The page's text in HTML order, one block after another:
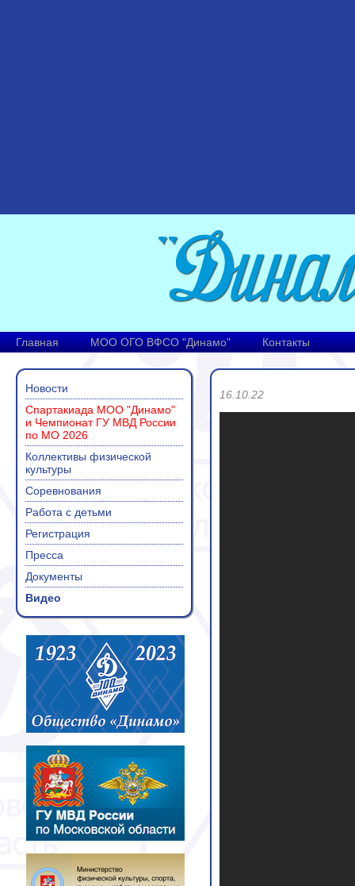
Главная МОО ОГО ВФСО "Динамо" Контакты
Новости
Спартакиада МОО "Динамо"
и Чемпионат ГУ МВД России
по МО 2026
Коллективы физической
культуры
Соревнования
Работа с детьми
Регистрация
Пресса
Документы
Видео
16.10.22